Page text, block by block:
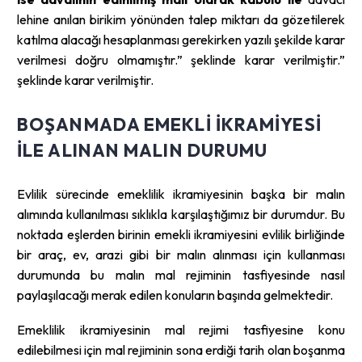
lehine anılan birikim yönünden talep miktarı da gözetilerek
katılma alacağı hesaplanması gerekirken yazılı şekilde karar
verilmesi doğru olmamıştır.” şeklinde karar verilmiştir.”
şeklinde karar verilmiştir.
BOŞANMADA EMEKLI IKRAMIYESI
ILE ALINAN MALIN DURUMU
Evlilik sürecinde emeklilik ikramiyesinin başka bir malın
alımında kullanılması sıklıkla karşılaştığımız bir durumdur. Bu
noktada eşlerden birinin emekli ikramiyesini evlilik birliğinde
bir araç, ev, arazi gibi bir malın alınması için kullanması
durumunda bu malın mal rejiminin tasfiyesinde nasıl
paylaşılacağı merak edilen konuların başında gelmektedir.
Emeklilik ikramiyesinin mal rejimi tasfiyesine konu
edilebilmesi için mal rejiminin sona erdiği tarih olan boşanma